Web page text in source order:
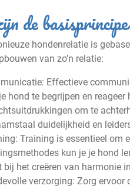
de
hondenrelatie is
van zo’n relatie:
Effectieve
hond te begrijpen en
om te
duidelijkheid en
Training is essentieel om
kun je je hond
bij het creëren van harmonie
verzorging: Zorg